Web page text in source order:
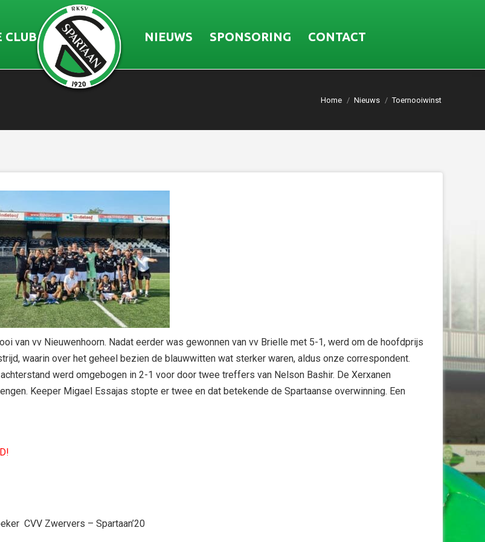
CLUB NIEUWS SPONSORING CONTACT
Home Nieuws Toernooiwinst
van vv Nieuwenhoorn. Nadat eerder was gewonnen van vv Brielle met 5-1, werd om de hoofdprijs
waarin over het geheel bezien de blauwwitten wat sterker waren, aldus onze correspondent.
werd omgebogen in 2-1 voor door twee treffers van Nelson Bashir. De Xerxanen
Keeper Migael Essajas stopte er twee en dat betekende de Spartaanse overwinning. Een
CVV Zwervers – Spartaan’20